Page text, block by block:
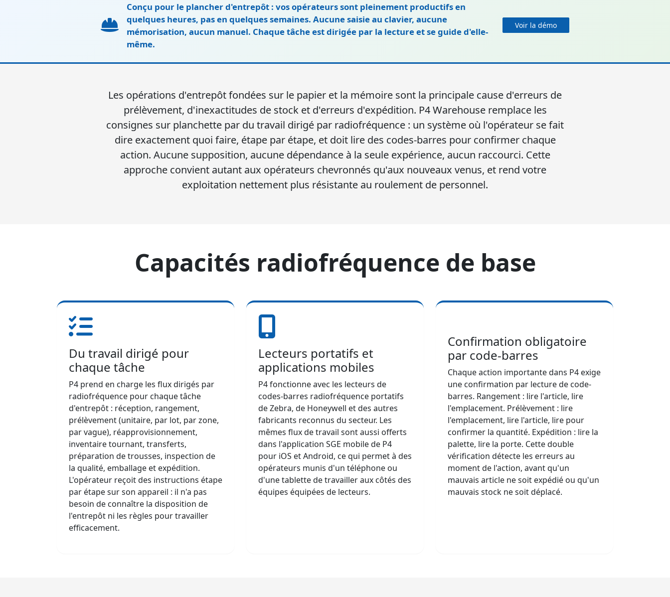
Conçu pour le plancher d'entrepôt : vos opérateurs sont pleinement productifs en
quelques heures, pas en quelques semaines. Aucune saisie au clavier, aucune
mémorisation, aucun manuel. Chaque tâche est dirigée par la lecture et se guide d'elle-
même.
Voir la démo
Les opérations d'entrepôt fondées sur le papier et la mémoire sont la principale cause d'erreurs de
prélèvement, d'inexactitudes de stock et d'erreurs d'expédition. P4 Warehouse remplace les
consignes sur planchette par du travail dirigé par radiofréquence : un système où l'opérateur se fait
dire exactement quoi faire, étape par étape, et doit lire des codes-barres pour confirmer chaque
action. Aucune supposition, aucune dépendance à la seule expérience, aucun raccourci. Cette
approche convient autant aux opérateurs chevronnés qu'aux nouveaux venus, et rend votre
exploitation nettement plus résistante au roulement de personnel.
Capacités radiofréquence de base
Du travail dirigé pour
chaque tâche
P4 prend en charge les flux dirigés par
radiofréquence pour chaque tâche
d'entrepôt : réception, rangement,
prélèvement (unitaire, par lot, par zone,
par vague), réapprovisionnement,
inventaire tournant, transferts,
préparation de trousses, inspection de
la qualité, emballage et expédition.
L'opérateur reçoit des instructions étape
par étape sur son appareil : il n'a pas
besoin de connaître la disposition de
l'entrepôt ni les règles pour travailler
efficacement.
Lecteurs portatifs et
applications mobiles
P4 fonctionne avec les lecteurs de
codes-barres radiofréquence portatifs
de Zebra, de Honeywell et des autres
fabricants reconnus du secteur. Les
mêmes flux de travail sont aussi offerts
dans l'application SGE mobile de P4
pour iOS et Android, ce qui permet à des
opérateurs munis d'un téléphone ou
d'une tablette de travailler aux côtés des
équipes équipées de lecteurs.
Confirmation obligatoire
par code-barres
Chaque action importante dans P4 exige
une confirmation par lecture de code-
barres. Rangement : lire l'article, lire
l'emplacement. Prélèvement : lire
l'emplacement, lire l'article, lire pour
confirmer la quantité. Expédition : lire la
palette, lire la porte. Cette double
vérification détecte les erreurs au
moment de l'action, avant qu'un
mauvais article ne soit expédié ou qu'un
mauvais stock ne soit déplacé.